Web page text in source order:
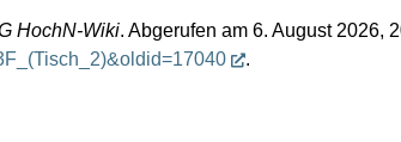
HochN-Wiki. Abgerufen am 6. August 2026,
.